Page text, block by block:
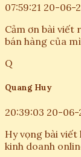
07:59:21 20-06-
Cảm ơn bài viết
bán hàng của
Q
Quang Huy
20:39:03 20-06-
Hy vọng bài
kinh doanh